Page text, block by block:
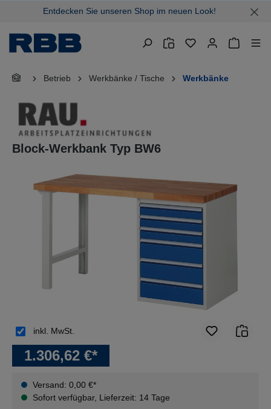
springenEntdecken Sie unseren Shop im neuen Look!
Betrieb Werkbänke / Tische Werkbänke
Block-Werkbank Typ BW6
Bildergalerie überspringen
1.306,62 €*
Versand: 0,00 €*
Sofort verfügbar, Lieferzeit: 14 Tage
inkl. MwSt.